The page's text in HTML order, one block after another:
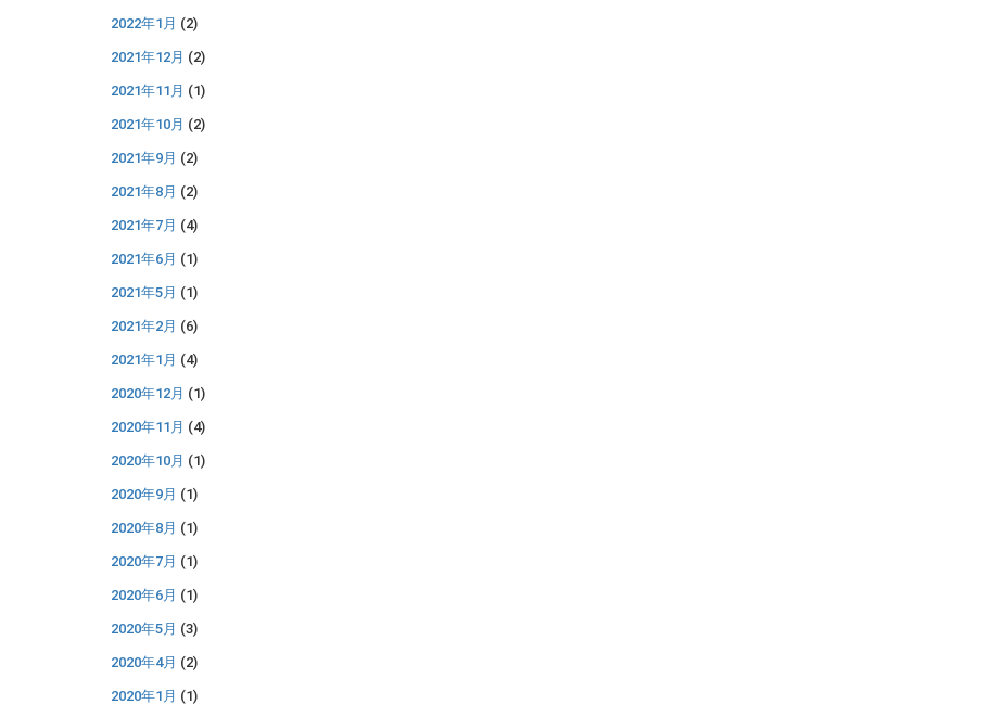
2022年1月 (2)
2021年12月 (2)
2021年11月 (1)
2021年10月 (2)
2021年9月 (2)
2021年8月 (2)
2021年7月 (4)
2021年6月 (1)
2021年5月 (1)
2021年2月 (6)
2021年1月 (4)
2020年12月 (1)
2020年11月 (4)
2020年10月 (1)
2020年9月 (1)
2020年8月 (1)
2020年7月 (1)
2020年6月 (1)
2020年5月 (3)
2020年4月 (2)
2020年1月 (1)